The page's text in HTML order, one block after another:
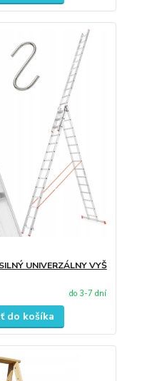
UNIVERZÁLNY VYŠ
do 3-7 dní
do košíka